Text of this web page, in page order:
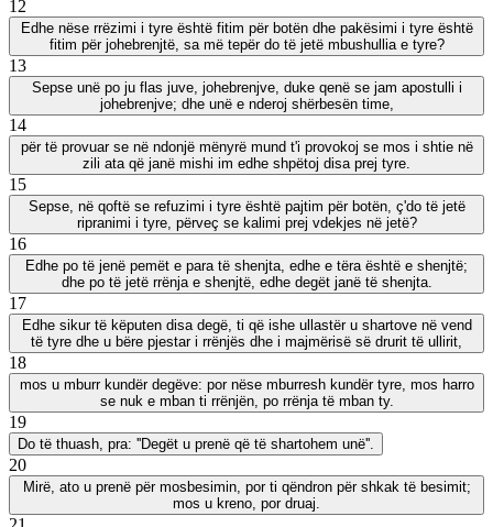
12
Edhe nëse rrëzimi i tyre është fitim për botën dhe pakësimi i tyre është
fitim për johebrenjtë, sa më tepër do të jetë mbushullia e tyre?
13
Sepse unë po ju flas juve, johebrenjve, duke qenë se jam apostulli i
johebrenjve; dhe unë e nderoj shërbesën time,
14
për të provuar se në ndonjë mënyrë mund t'i provokoj se mos i shtie në
zili ata që janë mishi im edhe shpëtoj disa prej tyre.
15
Sepse, në qoftë se refuzimi i tyre është pajtim për botën, ç'do të jetë
ripranimi i tyre, përveç se kalimi prej vdekjes në jetë?
16
Edhe po të jenë pemët e para të shenjta, edhe e tëra është e shenjtë;
dhe po të jetë rrënja e shenjtë, edhe degët janë të shenjta.
17
Edhe sikur të këputen disa degë, ti që ishe ullastër u shartove në vend
të tyre dhe u bëre pjestar i rrënjës dhe i majmërisë së drurit të ullirit,
18
mos u mburr kundër degëve: por nëse mburresh kundër tyre, mos harro
se nuk e mban ti rrënjën, po rrënja të mban ty.
19
Do të thuash, pra: ''Degët u prenë që të shartohem unë''.
20
Mirë, ato u prenë për mosbesimin, por ti qëndron për shkak të besimit;
mos u kreno, por druaj.